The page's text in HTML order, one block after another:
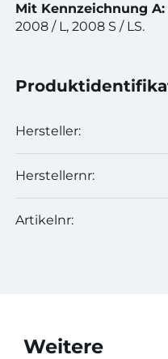
Mit Kennzeichnung A:
2008 / L, 2008 S / LS.
Hersteller:
Herstellernr:
Artikelnr:
Weitere